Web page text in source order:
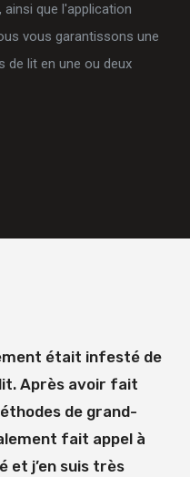
que l'application
vous garantissons une
de lit en une ou deux
était infesté de
Après avoir fait
de grand-
fait appel à
et j’en suis très